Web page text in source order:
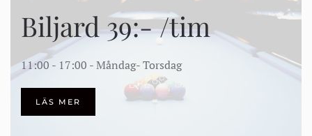
Biljard 39:- /tim
11:00 - 17:00 - Måndag- Torsdag
LÄS MER